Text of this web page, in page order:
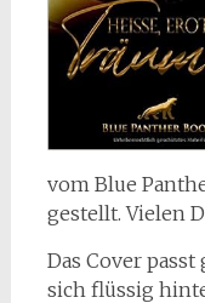
vom Blue
gestellt. Vielen
Das Cover
sich flüssig